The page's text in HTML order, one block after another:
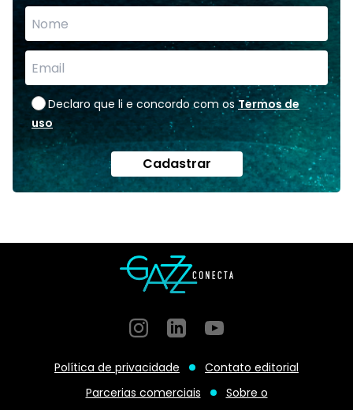
Declaro que li e concordo com os Termos de
uso
Cadastrar
InstagramGitHubGitHub
Política de privacidade
Contato editorial
Parcerias comerciais
Sobre o